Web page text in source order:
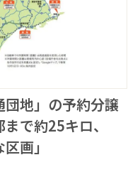
地」の予約分譲
で約25キロ、
画」